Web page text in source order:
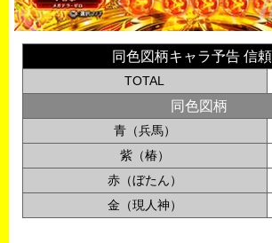
同色図柄キャラ予告 信
TOTAL
同色図柄
青（兵馬）
紫（椿）
赤（ぼたん）
金（現人神）